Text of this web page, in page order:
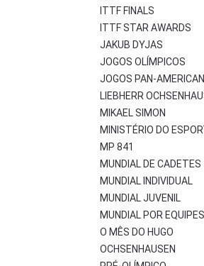
ITTF FINALS
ITTF STAR AWARDS
JAKUB DYJAS
JOGOS OLÍMPICOS
JOGOS PAN-
LIEBHERR
MIKAEL SIMON
MINISTÉRIO DO
MP 841
MUNDIAL DE CADETES
MUNDIAL INDIVIDUAL
MUNDIAL JUVENIL
MUNDIAL POR EQUIPES
O MÊS DO HUGO
OCHSENHAUSEN